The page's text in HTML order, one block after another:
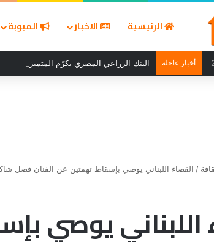
الرئيسية الاخبار المبوبة
أخبار عاجلة البنك الزراعي المصري يكرّم المتميزين في
/ القضاء اللبناني يوصي بإسقاط تهمتين عن الفنان فضل
اللبناني يوصي